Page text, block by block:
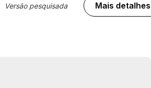
Versão pesquisada Mais detalhes